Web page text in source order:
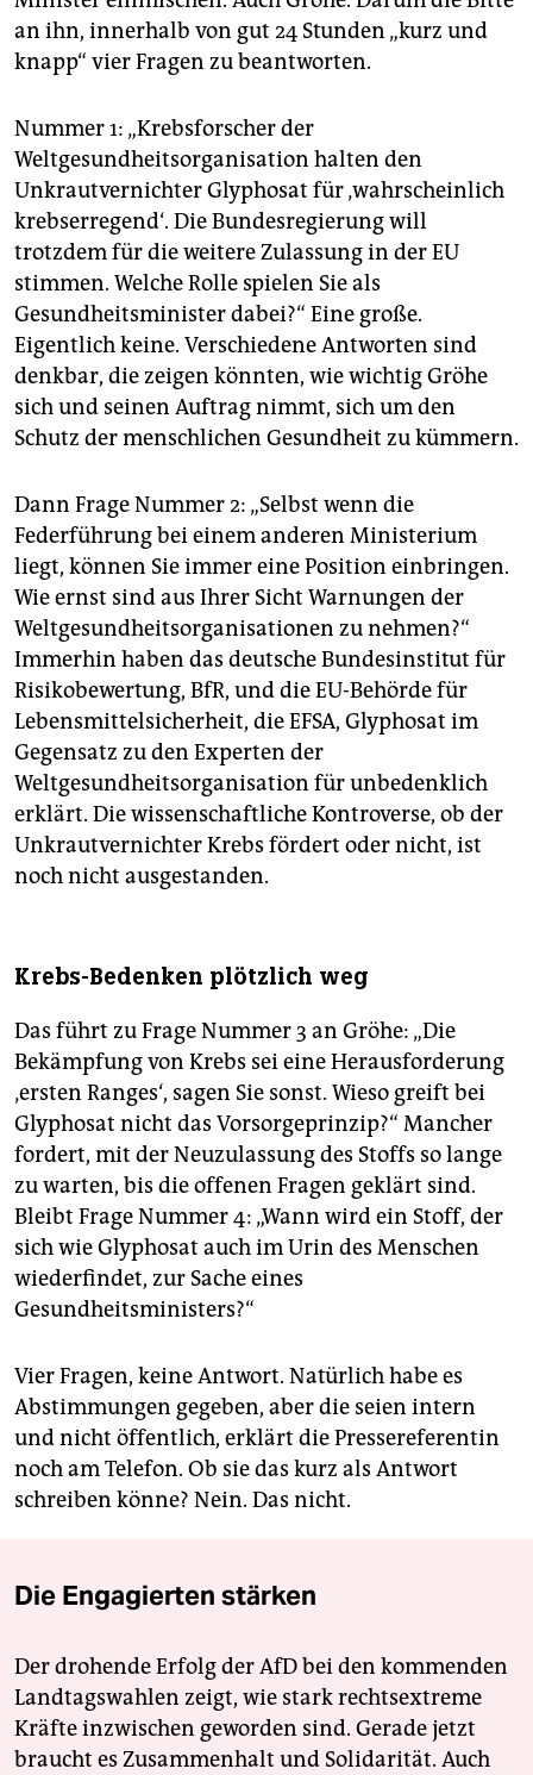
an ihn, innerhalb von gut 24 Stunden „kurz und
knapp“ vier Fragen zu beantworten.
Nummer 1: „Krebsforscher der
Weltgesundheitsorganisation halten den
Unkrautvernichter Glyphosat für ‚wahrscheinlich
krebserregend‘. Die Bundesregierung will
trotzdem für die weitere Zulassung in der EU
stimmen. Welche Rolle spielen Sie als
Gesundheitsminister dabei?“ Eine große.
Eigentlich keine. Verschiedene Antworten sind
denkbar, die zeigen könnten, wie wichtig Gröhe
sich und seinen Auftrag nimmt, sich um den
Schutz der menschlichen Gesundheit zu kümmern.
Dann Frage Nummer 2: „Selbst wenn die
Federführung bei einem anderen Ministerium
liegt, können Sie immer eine Position einbringen.
Wie ernst sind aus Ihrer Sicht Warnungen der
Weltgesundheitsorganisationen zu nehmen?“
Immerhin haben das deutsche Bundesinstitut für
Risikobewertung, BfR, und die EU-Behörde für
Lebensmittelsicherheit, die EFSA, Glyphosat im
Gegensatz zu den Experten der
Weltgesundheitsorganisation für unbedenklich
erklärt. Die wissenschaftliche Kontroverse, ob der
Unkrautvernichter Krebs fördert oder nicht, ist
noch nicht ausgestanden.
Krebs-Bedenken plötzlich weg
Das führt zu Frage Nummer 3 an Gröhe: „Die
Bekämpfung von Krebs sei eine Herausforderung
‚ersten Ranges‘, sagen Sie sonst. Wieso greift bei
Glyphosat nicht das Vorsorgeprinzip?“ Mancher
fordert, mit der Neuzulassung des Stoffs so lange
zu warten, bis die offenen Fragen geklärt sind.
Bleibt Frage Nummer 4: „Wann wird ein Stoff, der
sich wie Glyphosat auch im Urin des Menschen
wiederfindet, zur Sache eines
Gesundheitsministers?“
Vier Fragen, keine Antwort. Natürlich habe es
Abstimmungen gegeben, aber die seien intern
und nicht öffentlich, erklärt die Pressereferentin
noch am Telefon. Ob sie das kurz als Antwort
schreiben könne? Nein. Das nicht.
Die Engagierten stärken
Der drohende Erfolg der AfD bei den kommenden
Landtagswahlen zeigt, wie stark rechtsextreme
Kräfte inzwischen geworden sind. Gerade jetzt
braucht es Zusammenhalt und Solidarität. Auch